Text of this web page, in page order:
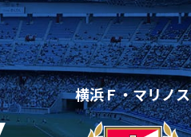
横浜Ｆ・マリノス